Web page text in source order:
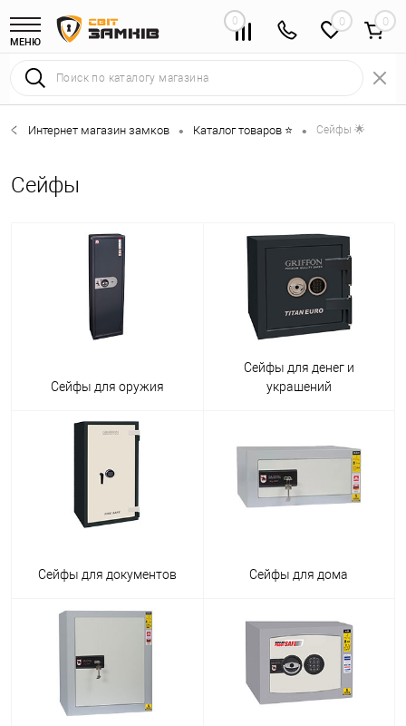
МЕНЮ
0 0
Интернет магазин замков • Каталог товаров ⭐ • Сейфы 🌟
Сейфы
Сейфы для оружия
Сейфы для денег и
украшений
Сейфы для документов Сейфы для дома